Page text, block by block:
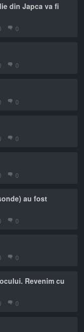
din Japca va fi
0
0
0
0
0
au fost
0
0
Revenim cu
0